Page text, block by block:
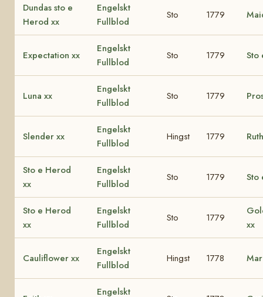
Dundas sto e
Herod xx
Engelskt
Fullblod
Sto 1779
Expectation xx
Engelskt
Fullblod
Sto 1779 Sto
Luna xx
Engelskt
Fullblod
Sto 1779
Slender xx
Engelskt
Fullblod
Hingst 1779
Sto e Herod
xx
Engelskt
Fullblod
Sto 1779 Sto
Sto e Herod
xx
Engelskt
Fullblod
Sto 1779
xx
Cauliflower xx
Engelskt
Fullblod
Hingst 1778
Engelskt